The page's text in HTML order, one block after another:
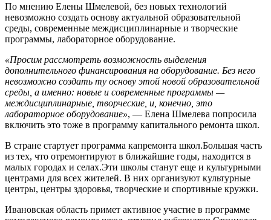
По мнению Елены Шмелевой, без новых технологий
невозможно создать основу актуальной образовательной
среды, современные междисциплинарные и творческие
программы, лабораторное оборудование.
«Просим рассмотреть возможность выделения
дополнительного финансирования на оборудование. Без него
невозможно создать ту основу этой новой образовательной
среды, а именно: новые и современные программы —
междисциплинарные, творческие, и, конечно, это
лабораторное оборудование», — Елена Шмелева попросила
включить это тоже в программу капитального ремонта школ.
В стране стартует программа капремонта школ.Большая часть
из тех, что отремонтируют в ближайшие годы, находится в
малых городах и селах.Эти школы станут еще и культурными
центрами для всех жителей. В них организуют культурные
центры, центры здоровья, творческие и спортивные кружки.
Ивановская область примет активное участие в программе